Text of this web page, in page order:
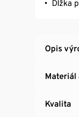
Dĺžka
Opis
Materiál
Kvalita